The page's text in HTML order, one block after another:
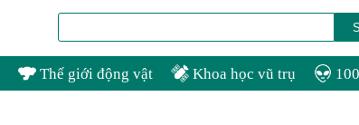
Thế giới động vật Khoa học vũ trụ